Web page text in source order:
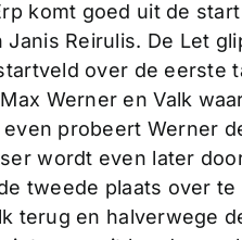
komt goed uit de
Reirulis. De Let
over de eerste
Werner en Valk
probeert Werner
wordt even later
tweede plaats over te
terug en halverwege